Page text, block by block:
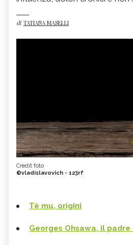
di TATIANA MASELLI
Credit foto
©vladislavovich - 123rf
Tè mu, origini
Georges Ohsawa, il